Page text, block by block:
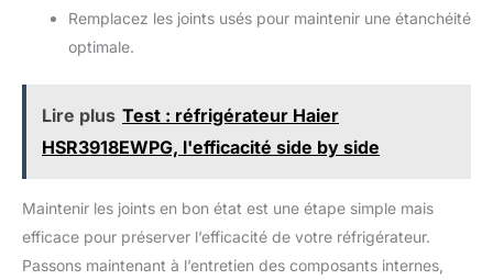
Remplacez les joints usés pour maintenir une étanchéité
optimale.
Lire plus Test : réfrigérateur Haier
HSR3918EWPG, l'efficacité side by side
Maintenir les joints en bon état est une étape simple mais
efficace pour préserver l’efficacité de votre réfrigérateur.
Passons maintenant à l’entretien des composants internes,